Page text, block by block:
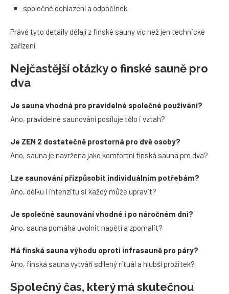
společné ochlazení a odpočinek
Právě tyto detaily dělají z finské sauny víc než jen technické
zařízení.
Nejčastější otázky o finské sauně pro
dva
Je sauna vhodná pro pravidelné společné používání?
Ano, pravidelné saunování posiluje tělo i vztah?
Je ZEN 2 dostatečně prostorná pro dvě osoby?
Ano, sauna je navržena jako komfortní finská sauna pro dva?
Lze saunování přizpůsobit individuálním potřebám?
Ano, délku i intenzitu si každý může upravit?
Je společné saunování vhodné i po náročném dni?
Ano, sauna pomáhá uvolnit napětí a zpomalit?
Má finská sauna výhodu oproti infrasauně pro páry?
Ano, finská sauna vytváří sdílený rituál a hlubší prožitek?
Společný čas, který má skutečnou